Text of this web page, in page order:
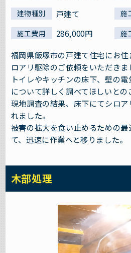
建物種別 戸建て 施
施工費用 286,000円 施
福岡県飯塚市の戸建て住宅にお
ロアリ駆除のご依頼をいただきま
トイレやキッチンの床下、壁の
について詳しく調べてほしいとの
現地調査の結果、床下にてシロ
れました。
被害の拡大を食い止めるための
て、迅速に作業へと移りました。
木部処理